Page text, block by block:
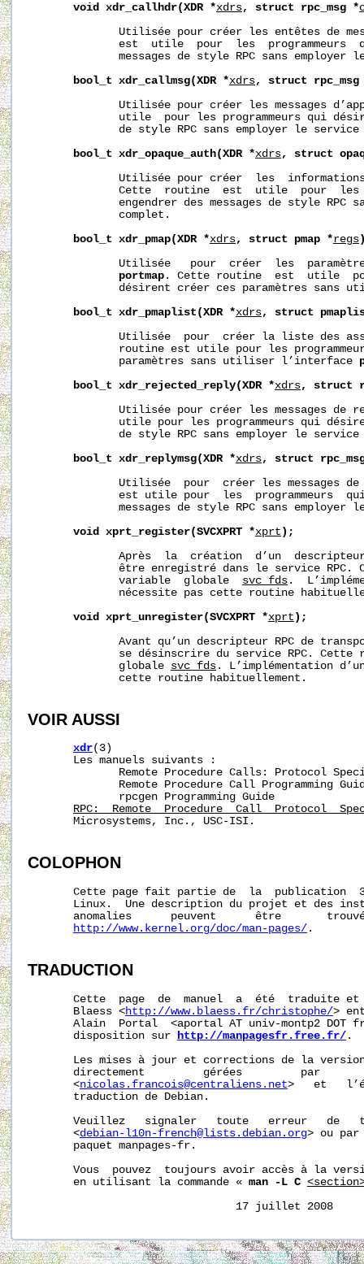
void
xdr_callhdr(XDR *xdrs, struct rpc_msg *
Utilisée pour créer les entêtes de
est  utile  pour  les  programmeurs
messages de style RPC sans employer
bool_t xdr_callmsg(XDR *xdrs, struct
rpc_msg
Utilisée pour créer les messages
utile  pour les programmeurs qui
de style RPC sans employer le service
bool_t xdr_opaque_auth(XDR *xdrs, struct
Utilisée pour créer  les
Cette  routine  est  utile  pour
engendrer des messages de style RPC
              complet.
bool_t xdr_pmap(XDR *xdrs, struct pmap *regs
Utilisée   pour  créer  les
portmap . Cette routine  est  utile
désirent créer ces paramètres sans
bool_t xdr_pmaplist(XDR *xdrs, struct
Utilisée  pour  créer la liste des
routine est utile pour les
              paramètres sans utiliser l’interface
bool_t xdr_rejected_reply(XDR *xdrs, struct
Utilisée pour créer les messages de
utile pour les programmeurs qui
de style RPC sans employer le service
bool_t xdr_replymsg(XDR *xdrs, struct
Utilisée  pour  créer les messages
est utile pour  les  programmeurs
messages de style RPC sans employer
void
xprt_register(SVCXPRT *xprt );
Après  la  création  d’un
être enregistré dans le service RPC.
              variable  globale
svc_fds .
nécessite pas cette routine
void
xprt_unregister(SVCXPRT *xprt );
Avant qu’un descripteur RPC de
se désinscrire du service RPC. Cette
              globale
svc_fds . L’implémentation
              cette routine habituellement.
VOIR AUSSI
xdr(3)
       Les manuels suivants :
Remote Procedure Calls: Protocol
Remote Procedure Call Programming
              rpcgen Programming Guide
RPC:  Remote  Procedure  Call  Protocol
       Microsystems, Inc., USC-ISI.
COLOPHON
Cette page fait partie de  la  publication
Linux.  Une description du projet et des
anomalies      peuvent      être
http://www.kernel.org/doc/man-pages/ .
TRADUCTION
Cette  page  de  manuel  a  été  traduite
       Blaess <
http://www.blaess.fr/christophe/>
Alain  Portal  <aportal AT univ-montp2 DOT
       disposition sur
http://manpagesfr.free.fr/ .
Les mises à jour et corrections de la
directement         gérées         par
       <
nicolas.francois@centraliens.net>   et
       traduction de Debian.
Veuillez   signaler   toute   erreur   de
       <
debian-l10n-french@lists.debian.org> ou par
       paquet manpages-fr.
Vous  pouvez  toujours avoir accès à la
       en utilisant la commande «
man -L C